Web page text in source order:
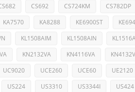
CS692 CS724KM CS782DP
KA7570 KA8288 KE6900ST
KL1508AIM KL1508AIN
KN2132VA KN4116VA
UC9020 UCE260 UCE60 UE2120
US224 US3310 US3344I US424